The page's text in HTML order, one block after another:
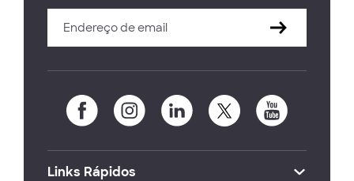
Links Rápidos